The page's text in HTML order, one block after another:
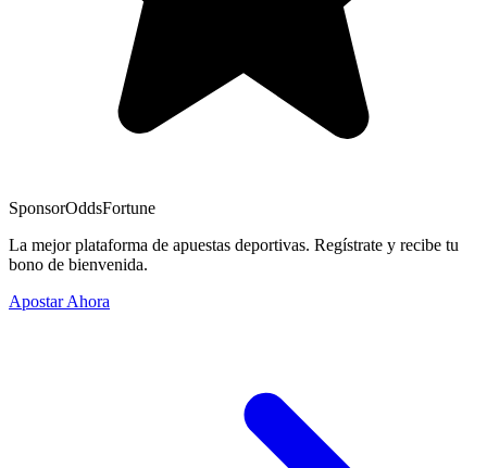
SponsorOddsFortune
La mejor plataforma de apuestas deportivas. Regístrate y recibe tu
bono de bienvenida.
Apostar Ahora